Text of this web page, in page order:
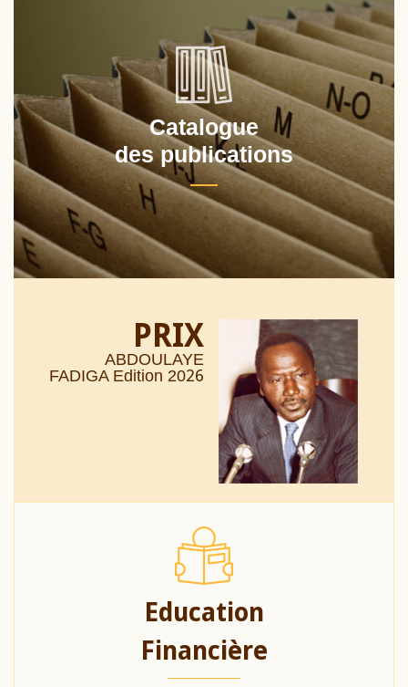
Catalogue
des publications
PRIX
ABDOULAYE
FADIGA Edition 2026
Education
Financière